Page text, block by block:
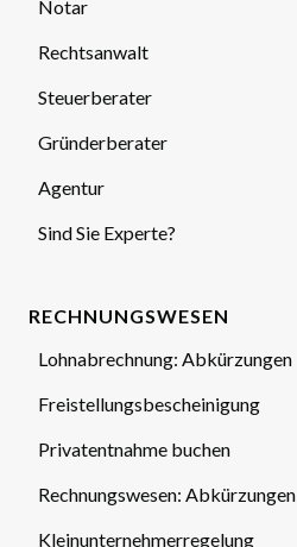
Notar
Rechtsanwalt
Steuerberater
Gründerberater
Agentur
Sind Sie Experte?
RECHNUNGSWESEN
Lohnabrechnung: Abkürzungen
Freistellungsbescheinigung
Privatentnahme buchen
Rechnungswesen: Abkürzungen
Kleinunternehmerregelung